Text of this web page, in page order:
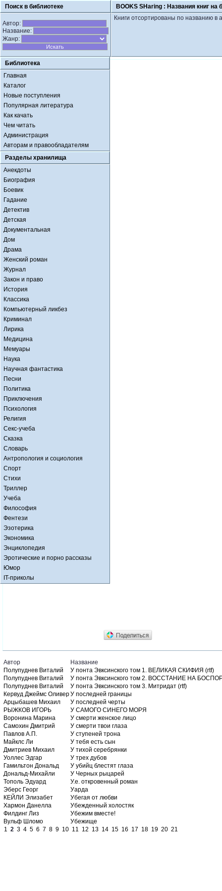
Поиск в библиотеке BOOKS SHaring : Названия книг на
Автор:
Название:
Жанр:
Книги отсортированы по названию в
Библиотека
Главная
Каталог
Новые поступления
Популярная литература
Как качать
Чем читать
Администрация
Авторам и правообладателям
Разделы хранилища
Анекдоты
Биография
Боевик
Гадание
Детектив
Детская
Документальная
Дом
Драма
Женский роман
Журнал
Закон и право
История
Классика
Компьютерный ликбез
Криминал
Лирика
Медицина
Мемуары
Наука
Научная фантастика
Песни
Политика
Приключения
Психология
Религия
Секс-учеба
Сказка
Словарь
Антропология и социология
Спорт
Стихи
Триллер
Учеба
Философия
Фентези
Эзотерика
Экономика
Энциклопедия
Эротические и порно рассказы
Юмор
IT-приколы
Автор
Название
Полупуднев Виталий
У понта Эвксинского том 1. ВЕЛИКАЯ СКИФИЯ (rtf)
Полупуднев Виталий
У понта Эвксинского том 2. ВОССТАНИЕ НА
Полупуднев Виталий
У понта Эвксинского том 3. Митридат (rtf)
Кервуд Джеймс ОливерУ последней границы
Арцыбашев Михаил
У последней черты
РЫЖКОВ ИГОРЬ
У САМОГО СИНЕГО МОРЯ
Воронина Марина
У смерти женское лицо
Самохин Дмитрий
У смерти твои глаза
Павлов А.П.
У ступеней трона
Майклс Ли
У тебя есть сын
Дмитриев Михаил
У тихой серебрянки
Уоллес Эдгар
У трех дубов
Гамильтон Дональд
У убийц блестят глаза
Дональд-Михайли
У Черных рыцарей
Тополь Эдуард
У.е. откровенный роман
Эберс Георг
Уарда
КЕЙЛИ Элизабет
Убегая от любви
Хармон Данелла
Убежденный холостяк
Филдинг Лиз
Убежим вместе!
Вульф Шломо
Убежище
1 2 3 4 5 6 7 8 9 10 11 12 13 14 15 16 17 18 19 20 21